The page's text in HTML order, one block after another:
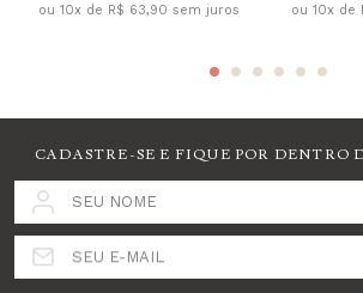
ou 10x de R$ 63,90 sem juros ou 10x de
CADASTRE-SE E FIQUE POR DENTRO
SEU NOME
SEU E-MAIL